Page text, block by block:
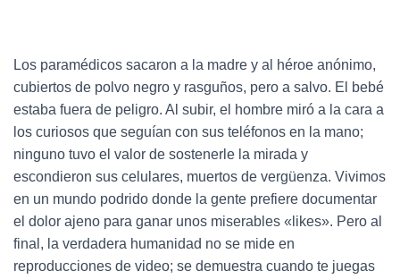
Los paramédicos sacaron a la madre y al héroe anónimo,
cubiertos de polvo negro y rasguños, pero a salvo. El bebé
estaba fuera de peligro. Al subir, el hombre miró a la cara a
los curiosos que seguían con sus teléfonos en la mano;
ninguno tuvo el valor de sostenerle la mirada y
escondieron sus celulares, muertos de vergüenza. Vivimos
en un mundo podrido donde la gente prefiere documentar
el dolor ajeno para ganar unos miserables «likes». Pero al
final, la verdadera humanidad no se mide en
reproducciones de video; se demuestra cuando te juegas